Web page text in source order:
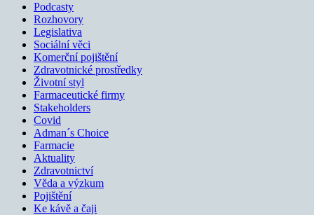
Podcasty
Rozhovory
Legislativa
Sociální věci
Komerční pojištění
Zdravotnické prostředky
Životní styl
Farmaceutické firmy
Stakeholders
Covid
Adman´s Choice
Farmacie
Aktuality
Zdravotnictví
Věda a výzkum
Pojištění
Ke kávě a čaji